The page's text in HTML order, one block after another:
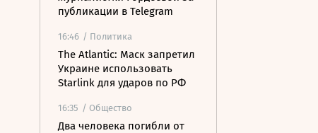
публикации в Telegram
16:46 / Политика
The Atlantic: Маск запретил
Украине использовать
Starlink для ударов по РФ
16:35 / Общество
Два человека погибли от